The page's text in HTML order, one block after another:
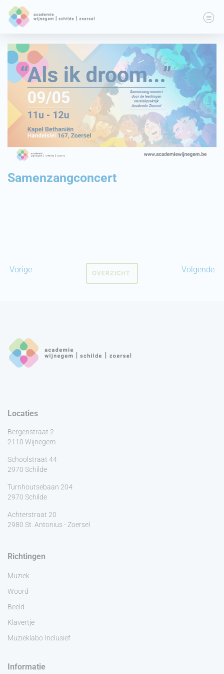
Samenzangconcert
Vorige Volgende
OVERZICHT
Locaties
Bergenstraat 2
2110 Wijnegem
Schoolstraat 44
2970 Schilde
Turnhoutsebaan 204
2970 Schilde
Achterstraat 20
2980 St. Antonius - Zoersel
Richtingen
Muziek
Woord
Beeld
Klavertje
Muzieklabo Inclusief
Informatie